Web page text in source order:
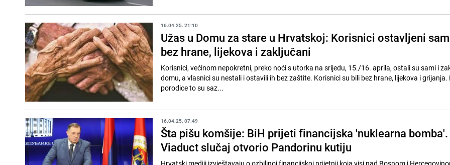
16.04.25. 21:10
Užas u Domu za stare u Hrvatskoj: Korisnici ostavljeni
bez hrane, lijekova i zaključani
Korisnici, većinom nepokretni, preko noći s utorka na srijedu, 15./16. aprila, ostali su sami i
domu, a vlasnici su nestali i ostavili ih bez zaštite. Korisnici su bili bez hrane, lijekova i grijanja.
porodice to su saz...
16.04.25. 07:49
Šta pišu komšije: BiH prijeti financijska 'nuklearna bomba'.
Viaduct slučaj otvorio Pandorinu kutiju